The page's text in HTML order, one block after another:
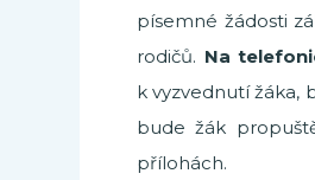
písemné žádosti
rodičů. Na
k vyzvednutí žáka,
bude žák
přílohách.